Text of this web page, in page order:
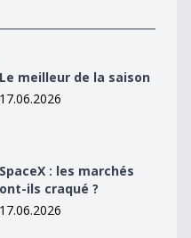
Le meilleur de la saison
17.06.2026
craqué ?
SpaceX : les marchés
ont-ils craqué ?
17.06.2026